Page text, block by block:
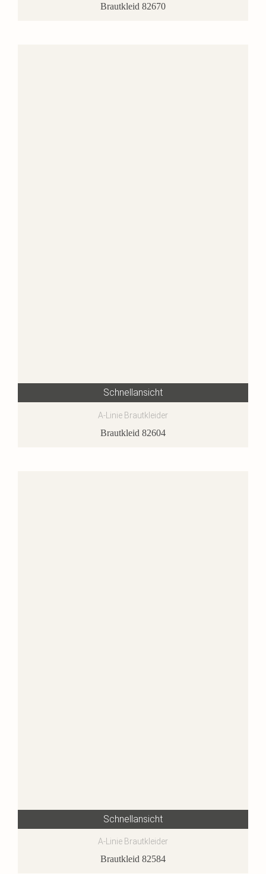
Brautkleid 82670
Schnellansicht
A-Linie Brautkleider
Brautkleid 82604
Schnellansicht
A-Linie Brautkleider
Brautkleid 82584